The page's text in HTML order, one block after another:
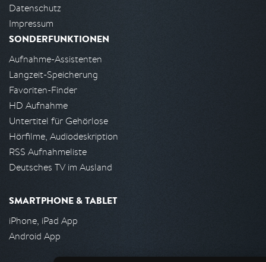
Datenschutz
Impressum
SONDERFUNKTIONEN
Aufnahme-Assistenten
Langzeit-Speicherung
Favoriten-Finder
HD Aufnahme
Untertitel für Gehörlose
Hörfilme, Audiodeskription
RSS Aufnahmeliste
Deutsches TV im Ausland
SMARTPHONE & TABLET
iPhone, iPad App
Android App